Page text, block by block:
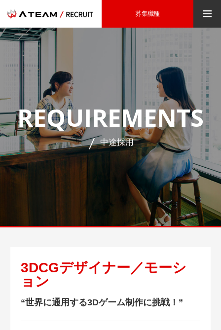
募集職種
REQUIREMENTS
中途採用
3DCGデザイナー／モーシ
ョン
“世界に通用する3Dゲーム制作に挑戦！”